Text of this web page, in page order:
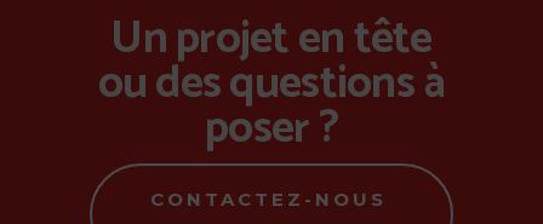
Un projet en tête
ou des questions à
poser ?
CONTACTEZ-NOUS